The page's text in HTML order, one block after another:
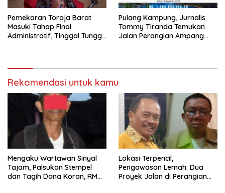
Pemekaran Toraja Barat
Masuki Tahap Final
Administratif, Tinggal Tunggu
Pulang Kampung, Jurnalis
Tommy Tiranda Temukan
Jalan Perangian Ampang
Rekomendasi untuk kamu
Mengaku Wartawan Sinyal
Tajam, Palsukan Stempel
dan Tagih Dana Koran, RM
Lokasi Terpencil,
Pengawasan Lemah: Dua
Proyek Jalan di Perangian